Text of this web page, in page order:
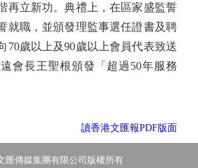
再立新功。典禮上，在區家盛監誓
就職，並頒發理監事選任證書及聘
70歲以上及90歲以上會員代表致送
會長王聖根頒發「超過50年服務
讀香港文匯報PDF版面
匯傳媒集團有限公司版權所有